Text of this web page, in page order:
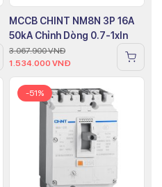
MCCB CHINT NM8N 3P 16A
50kA Chỉnh Dòng 0.7-1xIn
3.067.900VNĐ
1.534.000 VNĐ
-51%